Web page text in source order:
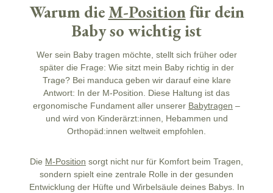
Warum die M-Positionfür dein
Baby so wichtig ist
Wer sein Baby tragen möchte, stellt sich früher oder
später die Frage: Wie sitzt mein Baby richtig in der
Trage? Bei manduca geben wir darauf eine klare
Antwort: In der M-Position. Diese Haltung ist das
ergonomische Fundament aller unserer Babytragen –
und wird von Kinderärzt:innen, Hebammen und
Orthopäd:innen weltweit empfohlen.
Die M-Position sorgt nicht nur für Komfort beim Tragen,
sondern spielt eine zentrale Rolle in der gesunden
Entwicklung der Hüfte und Wirbelsäule deines Babys. In